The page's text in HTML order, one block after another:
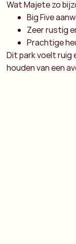
Wat Majete zo
Big Five
Zeer rustig
Prachtige
Dit park voelt ruig
houden van een